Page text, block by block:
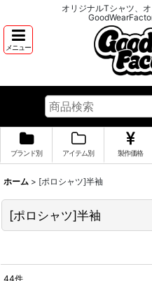
オリジナルTシャツ、
メニュー
ブランド別 アイテム別 製作価格
ホーム > [ポロシャツ]半袖
[ポロシャツ]半袖
44件